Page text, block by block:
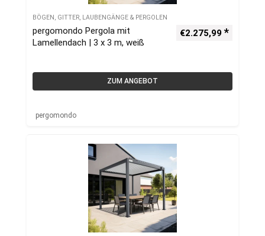
BÖGEN, GITTER, LAUBENGÄNGE & PERGOLEN
pergomondo Pergola mit
Lamellendach | 3 x 3 m, weiß
€2.275,99
ZUM ANGEBOT
pergomondo